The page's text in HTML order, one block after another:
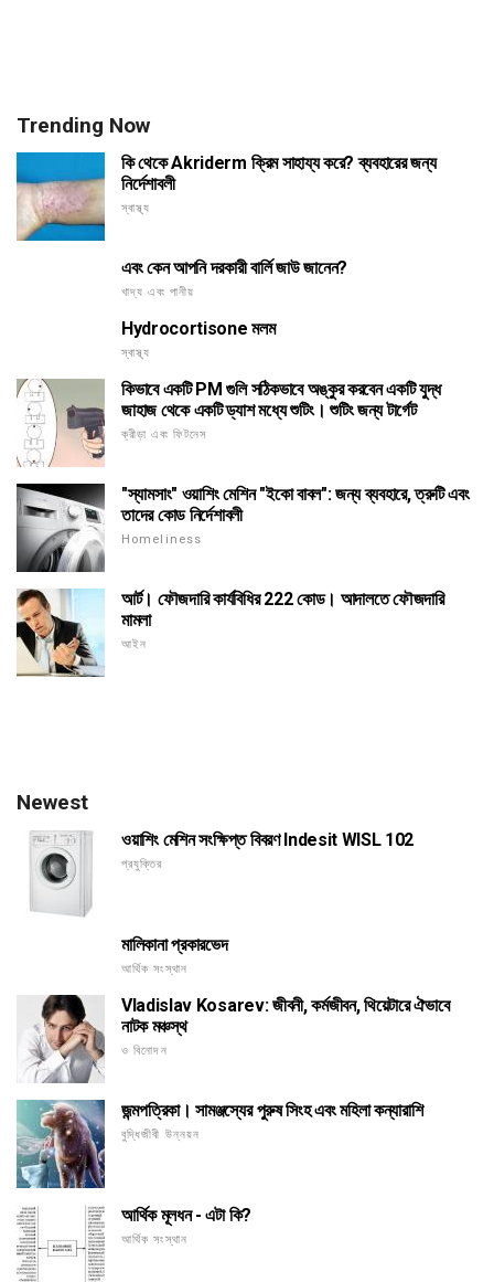
Trending Now
কি থেকে Akriderm ক্রিম সাহায্য করে? ব্যবহারের জন্য
নির্দেশাবলী
স্বাস্থ্য
এবং কেন আপনি দরকারী বার্লি জাউ জানেন?
খাদ্য এবং পানীয়
Hydrocortisone মলম
স্বাস্থ্য
কিভাবে একটি PM গুলি সঠিকভাবে অঙ্কুর করবেন একটি যুদ্ধ
জাহাজ থেকে একটি ড্যাশ মধ্যে শুটিং। শুটিং জন্য টার্গেট
ক্রীড়া এবং ফিটনেস
"স্যামসাং" ওয়াশিং মেশিন "ইকো বাবল": জন্য ব্যবহারে, ত্রুটি এবং
তাদের কোড নির্দেশাবলী
Homeliness
আর্ট। ফৌজদারি কার্যবিধির 222 কোড। আদালতে ফৌজদারি
মামলা
আইন
Newest
ওয়াশিং মেশিন সংক্ষিপ্ত বিবরণ Indesit WISL 102
প্রযুক্তির
মালিকানা প্রকারভেদ
আর্থিক সংস্থান
Vladislav Kosarev: জীবনী, কর্মজীবন, থিয়েটারে ঐভাবে
নাটক মঞ্চস্থ
ও বিনোদন
জন্মপত্রিকা। সামঞ্জস্যের পুরুষ সিংহ এবং মহিলা কন্যারাশি
বুদ্ধিজীবী উন্নয়ন
আর্থিক মূলধন - এটা কি?
আর্থিক সংস্থান